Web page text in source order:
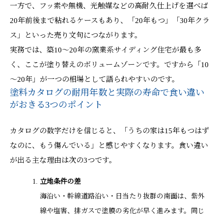
一方で、フッ素や無機、光触媒などの高耐久仕上げを選べば
20年前後まで粘れるケースもあり、「20年もつ」「30年クラ
ス」といった売り文句につながります。
実務では、築10～20年の窯業系サイディング住宅が最も多
く、ここが塗り替えのボリュームゾーンです。ですから「10
～20年」が一つの相場として語られやすいのです。
塗料カタログの耐用年数と実際の寿命で食い違い
がおきる3つのポイント
カタログの数字だけを信じると、「うちの家は15年もつはず
なのに、もう傷んでいる」と感じやすくなります。食い違い
が出る主な理由は次の3つです。
立地条件の差
海沿い・幹線道路沿い・日当たり抜群の南面は、紫外
線や塩害、排ガスで塗膜の劣化が早く進みます。同じ